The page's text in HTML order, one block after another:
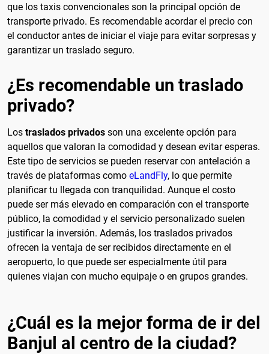
que los taxis convencionales son la principal opción de
transporte privado. Es recomendable acordar el precio con
el conductor antes de iniciar el viaje para evitar sorpresas y
garantizar un traslado seguro.
¿Es recomendable un traslado
privado?
Los traslados privados son una excelente opción para
aquellos que valoran la comodidad y desean evitar esperas.
Este tipo de servicios se pueden reservar con antelación a
través de plataformas como eLandFly, lo que permite
planificar tu llegada con tranquilidad. Aunque el costo
puede ser más elevado en comparación con el transporte
público, la comodidad y el servicio personalizado suelen
justificar la inversión. Además, los traslados privados
ofrecen la ventaja de ser recibidos directamente en el
aeropuerto, lo que puede ser especialmente útil para
quienes viajan con mucho equipaje o en grupos grandes.
¿Cuál es la mejor forma de ir del
Banjul al centro de la ciudad?